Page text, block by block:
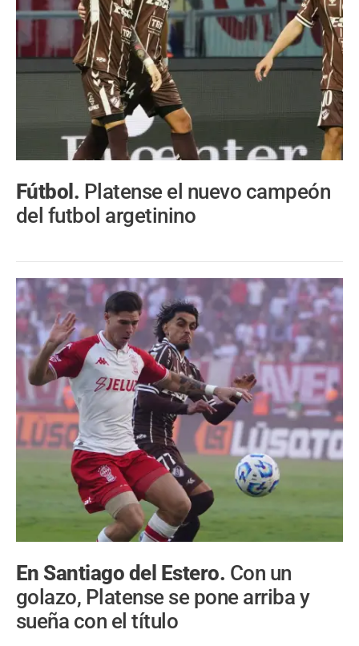
Fútbol. Platense el nuevo campeón
del futbol argetinino
En Santiago del Estero. Con un
golazo, Platense se pone arriba y
sueña con el título